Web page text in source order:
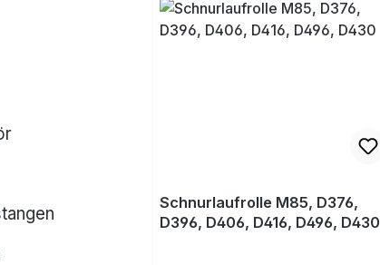
Schnurlaufrolle M85, D376,
D396, D406, D416, D496, D430